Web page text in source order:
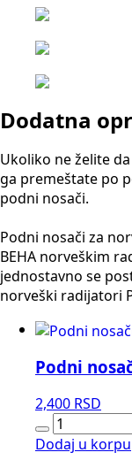
Dodatna
Ukoliko ne želite
ga premeštate po
podni nosači.
Podni nosači za
BEHA norveškim
jednostavno se
norveški radijatori
Podni
2,400 RSD
Podni
nosači
Dodaj u korpu